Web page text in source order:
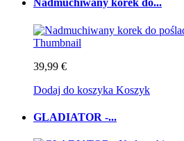
Nadmuchiwany korek do...
39,99 €
Dodaj do koszyka Koszyk
GLADIATOR -...